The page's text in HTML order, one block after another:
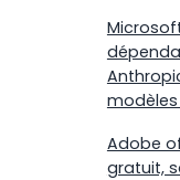
modèles
Adobe
gratuit,